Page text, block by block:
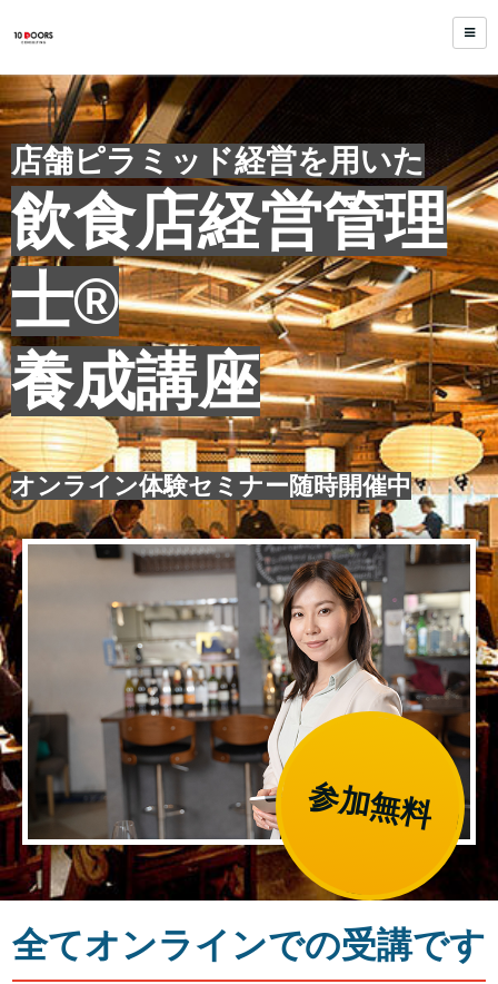
店舗ピラミッド経営を用いた
飲食店経営管理
士®
養成講座
オンライン体験セミナー随時開催中
参加無料
全てオンラインでの受講です